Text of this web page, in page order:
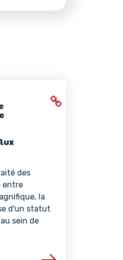
des
entre
la
d'un statut
sein de